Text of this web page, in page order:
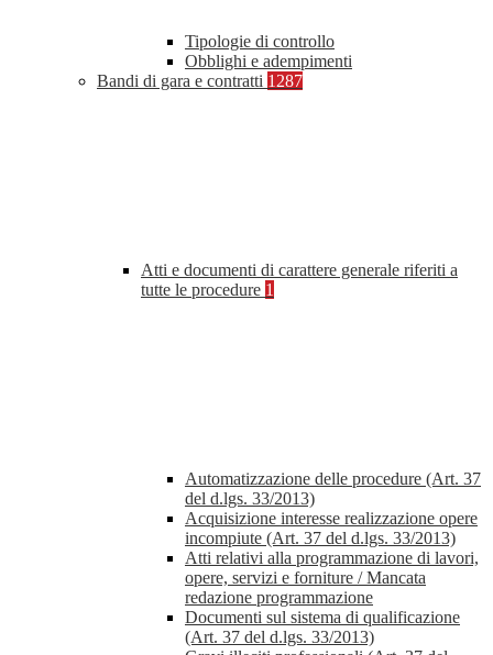
Tipologie di controllo
Obblighi e adempimenti
Bandi di gara e contratti 1287
Atti e documenti di carattere generale riferiti a
tutte le procedure 1
Automatizzazione delle procedure (Art. 37
del d.lgs. 33/2013)
Acquisizione interesse realizzazione opere
incompiute (Art. 37 del d.lgs. 33/2013)
Atti relativi alla programmazione di lavori,
opere, servizi e forniture / Mancata
redazione programmazione
Documenti sul sistema di qualificazione
(Art. 37 del d.lgs. 33/2013)